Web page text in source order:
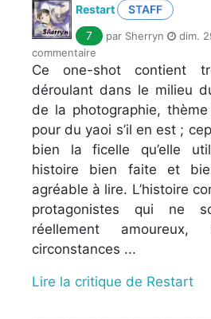
Restart
STAFF
7
par Sherryn dim.
commentaire
Ce one-shot contient
déroulant dans le milieu
de la photographie,
pour du yaoi s’il en est ;
bien la ficelle qu’elle
histoire bien faite et
agréable à lire. L’histoire
protagonistes qui ne
réellement
circonstances ...
Lire la critique de Restart